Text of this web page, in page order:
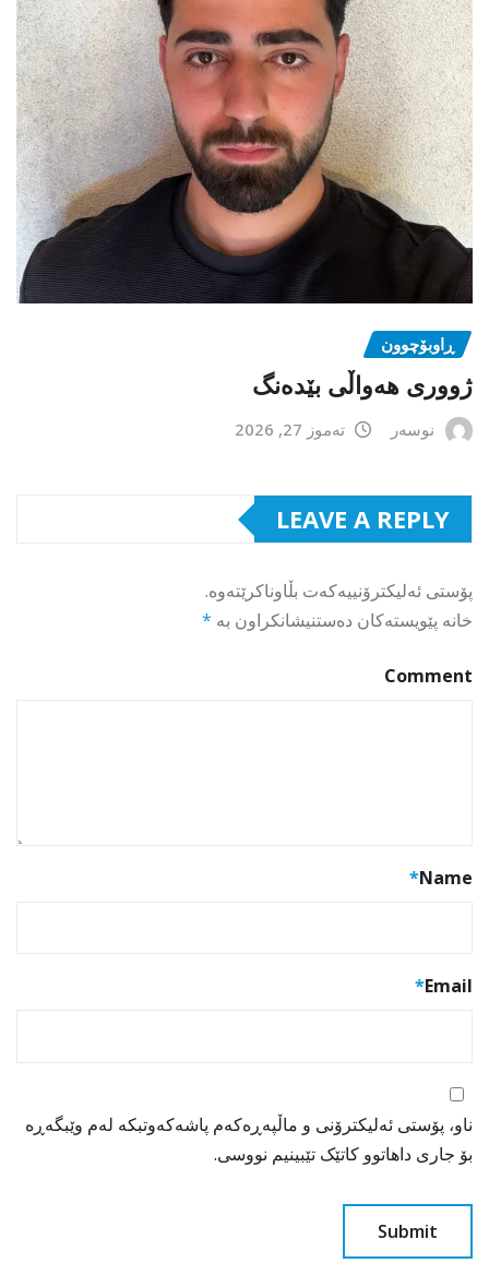
ڕاوبۆچوون
ژووری هەواڵی بێدەنگ
نوسەر تەموز 27, 2026
LEAVE A REPLY
پۆستی ئەلیکترۆنییەکەت بڵاوناکرێتەوە.
خانە پێویستەکان دەستنیشانکراون بە *
Comment
Name
*
Email
*
ناو، پۆستی ئەلیکترۆنی و ماڵپەڕەکەم پاشەکەوتبکە لەم وێبگەڕە
بۆ جاری داهاتوو کاتێک تێبینیم نووسی.